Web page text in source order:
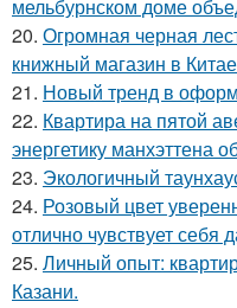
мельбурнском доме
20. Огромная черная
книжный магазин в
21. Новый тренд в
22. Квартира на пятой
энергетику манхэттена
23. Экологичный
24. Розовый цвет
отлично чувствует себя
25. Личный опыт:
Казани.